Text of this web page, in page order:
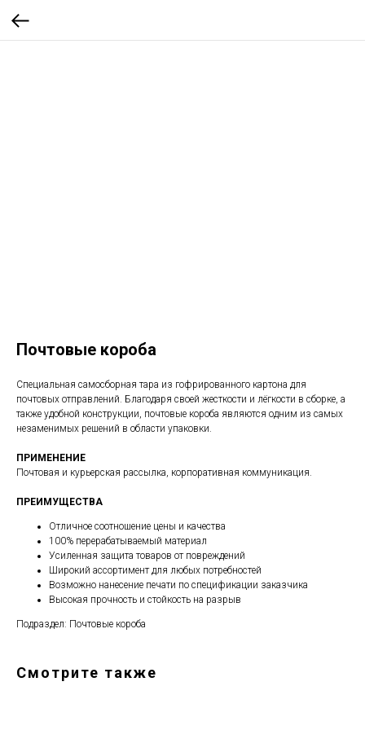
Почтовые короба
Специальная самосборная тара из гофрированного картона для
почтовых отправлений. Благодаря своей жесткости и лёгкости в сборке, а
также удобной конструкции, почтовые короба являются одним из самых
незаменимых решений в области упаковки.
ПРИМЕНЕНИЕ
Почтовая и курьерская рассылка, корпоративная коммуникация.
ПРЕИМУЩЕСТВА
Отличное соотношение цены и качества
100% перерабатываемый материал
Усиленная защита товаров от повреждений
Широкий ассортимент для любых потребностей
Возможно нанесение печати по спецификации заказчика
Высокая прочность и стойкость на разрыв
Подраздел: Почтовые короба
Смотрите также